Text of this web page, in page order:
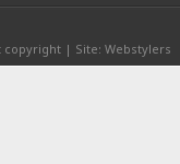
copyright | Site: Webstylers